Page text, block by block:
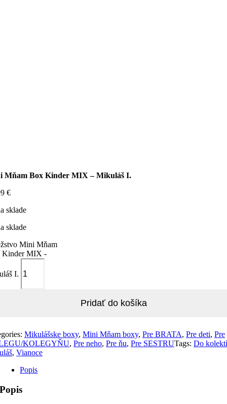
Mňam Box Kinder MIX – Mikuláš I.
€
sklade
sklade
Mini Mňam
Kinder MIX -
I.
Pridať do košíka
Mikulášske boxy, Mini Mňam boxy, Pre BRATA, Pre deti, Pre
KOLEGYŇU, Pre neho, Pre ňu, Pre SESTRUTags: Do
, Vianoce
Popis
Popis